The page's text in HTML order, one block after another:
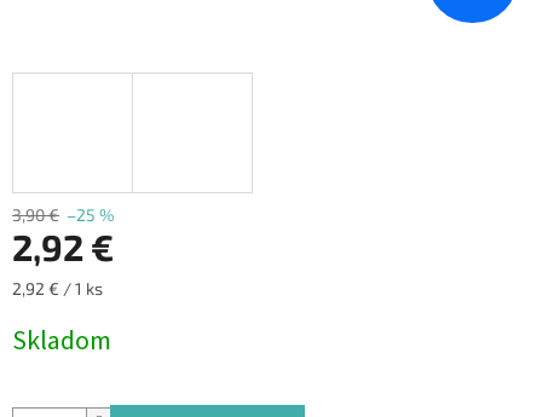
3,90 € –25 %
2,92 €
Jednotková
2,92 € / 1 ks
Skladom